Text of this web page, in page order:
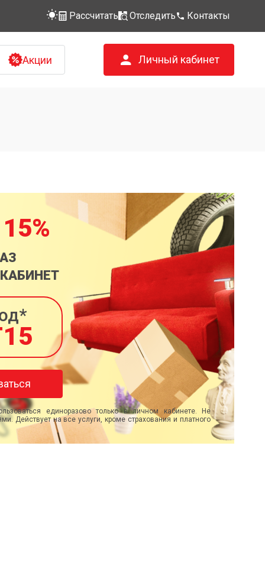
Рассчитать Отследить Контакты
Акции Личный кабинет
единоразово только в личном кабинете. Не
Действует на все услуги, кроме страхования и платного